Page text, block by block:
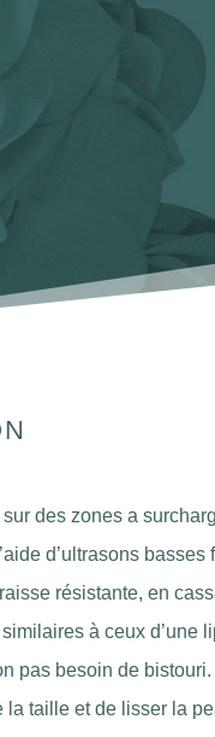
des zones a
d’ultrasons basses
résistante, en
à ceux d’une
pas besoin de bistouri.
la taille et de lisser la